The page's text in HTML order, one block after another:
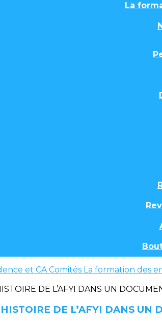
La
et CAComités La formation des
DE L’AFYI DANS UN